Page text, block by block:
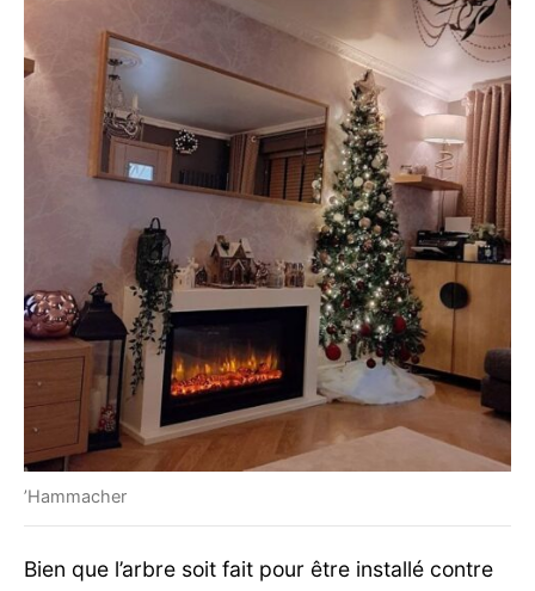
’Hammacher
Bien que l’arbre soit fait pour être installé contre